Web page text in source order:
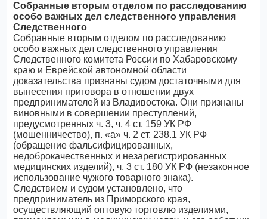
Собранные вторым отделом по расследованию
особо важных дел следственного управления
Следственного
Собранные вторым отделом по расследованию
особо важных дел следственного управления
Следственного комитета России по Хабаровскому
краю и Еврейской автономной области
доказательства признаны судом достаточными для
вынесения приговора в отношении двух
предпринимателей из Владивостока. Они признаны
виновными в совершении преступлений,
предусмотренных ч. 3, ч. 4 ст. 159 УК РФ
(мошенничество), п. «а» ч. 2 ст. 238.1 УК РФ
(обращение фальсифицированных,
недоброкачественных и незарегистрированных
медицинских изделий), ч. 3 ст. 180 УК РФ (незаконное
использование чужого товарного знака).
Следствием и судом установлено, что
предприниматель из Приморского края,
осуществляющий оптовую торговлю изделиями,